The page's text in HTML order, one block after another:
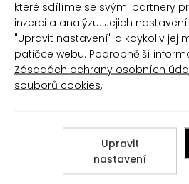
Lenor praní Spring
Awakening vonné perličky,
které sdílíme se svými partnery
inzerci a analýzu. Jejich
"Upravit nastavení" a kdykoliv jej
patičce webu. Podrobnější
Zásadách ochrany osobních
souborů cookies.
Upravit
nastavení